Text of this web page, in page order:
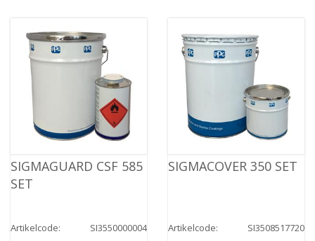
SIGMAGUARD CSF 585
SET
Artikelcode:
SI3550000004
SIGMACOVER 350 SET
Artikelcode:
SI3508517720